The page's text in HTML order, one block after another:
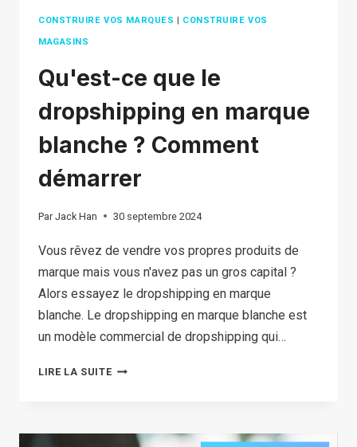
CONSTRUIRE VOS MARQUES | CONSTRUIRE VOS
MAGASINS
Qu'est-ce que le
dropshipping en marque
blanche ? Comment
démarrer
Par Jack Han 30 septembre 2024
Vous rêvez de vendre vos propres produits de
marque mais vous n'avez pas un gros capital ?
Alors essayez le dropshipping en marque
blanche. Le dropshipping en marque blanche est
un modèle commercial de dropshipping qui…
LIRE LA SUITEQU'EST-
LE